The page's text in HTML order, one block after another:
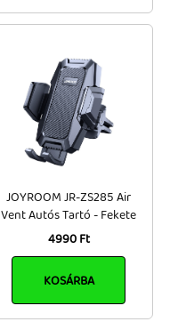
JOYROOM JR-ZS285 Air
Vent Autós Tartó - Fekete
4990 Ft
KOSÁRBA